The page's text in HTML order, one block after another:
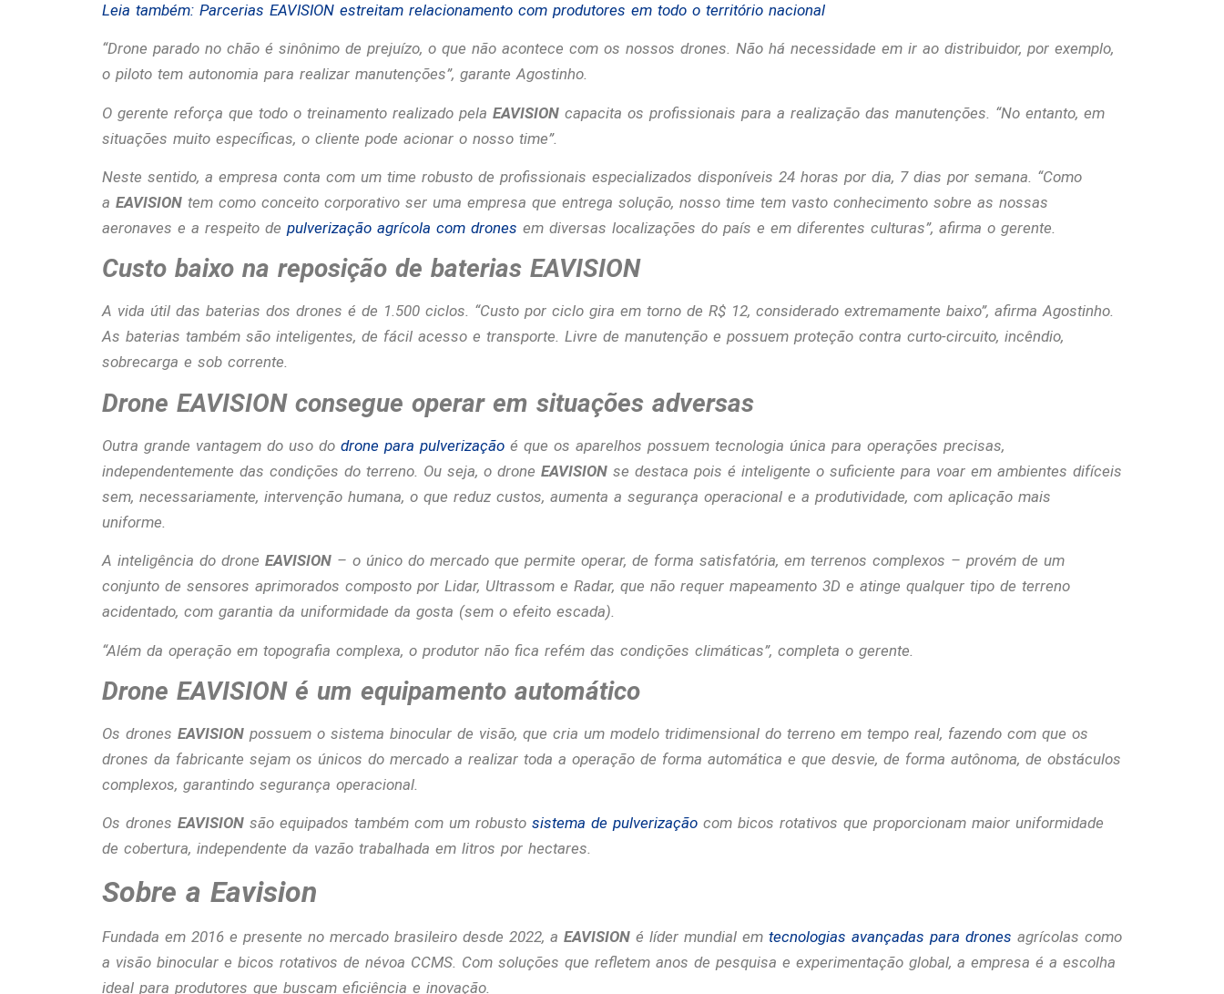
Leia também: Parcerias EAVISION estreitam relacionamento com produtores em todo o território nacional
“Drone parado no chão é sinônimo de prejuízo, o que não acontece com os nossos drones. Não há necessidade em ir ao distribuidor, por exemplo,
o piloto tem autonomia para realizar manutenções”, garante Agostinho.
O gerente reforça que todo o treinamento realizado pela EAVISION capacita os profissionais para a realização das manutenções. “No entanto, em
situações muito específicas, o cliente pode acionar o nosso time”.
Neste sentido, a empresa conta com um time robusto de profissionais especializados disponíveis 24 horas por dia, 7 dias por semana. “Como
a EAVISION tem como conceito corporativo ser uma empresa que entrega solução, nosso time tem vasto conhecimento sobre as nossas
aeronaves e a respeito de pulverização agrícola com drones em diversas localizações do país e em diferentes culturas”, afirma o gerente.
Custo baixo na reposição de baterias EAVISION
A vida útil das baterias dos drones é de 1.500 ciclos. “Custo por ciclo gira em torno de R$ 12, considerado extremamente baixo”, afirma Agostinho.
As baterias também são inteligentes, de fácil acesso e transporte. Livre de manutenção e possuem proteção contra curto-circuito, incêndio,
sobrecarga e sob corrente.
Drone EAVISION consegue operar em situações adversas
Outra grande vantagem do uso do drone para pulverização é que os aparelhos possuem tecnologia única para operações precisas,
independentemente das condições do terreno. Ou seja, o drone EAVISION se destaca pois é inteligente o suficiente para voar em ambientes difíceis
sem, necessariamente, intervenção humana, o que reduz custos, aumenta a segurança operacional e a produtividade, com aplicação mais
uniforme.
A inteligência do drone EAVISION – o único do mercado que permite operar, de forma satisfatória, em terrenos complexos – provém de um
conjunto de sensores aprimorados composto por Lidar, Ultrassom e Radar, que não requer mapeamento 3D e atinge qualquer tipo de terreno
acidentado, com garantia da uniformidade da gosta (sem o efeito escada).
“Além da operação em topografia complexa, o produtor não fica refém das condições climáticas”, completa o gerente.
Drone EAVISION é um equipamento automático
Os drones EAVISION possuem o sistema binocular de visão, que cria um modelo tridimensional do terreno em tempo real, fazendo com que os
drones da fabricante sejam os únicos do mercado a realizar toda a operação de forma automática e que desvie, de forma autônoma, de obstáculos
complexos, garantindo segurança operacional.
Os drones EAVISION são equipados também com um robusto sistema de pulverização com bicos rotativos que proporcionam maior uniformidade
de cobertura, independente da vazão trabalhada em litros por hectares.
Sobre a Eavision
Fundada em 2016 e presente no mercado brasileiro desde 2022, a EAVISION é líder mundial em tecnologias avançadas para drones agrícolas como
a visão binocular e bicos rotativos de névoa CCMS. Com soluções que refletem anos de pesquisa e experimentação global, a empresa é a escolha
ideal para produtores que buscam eficiência e inovação.